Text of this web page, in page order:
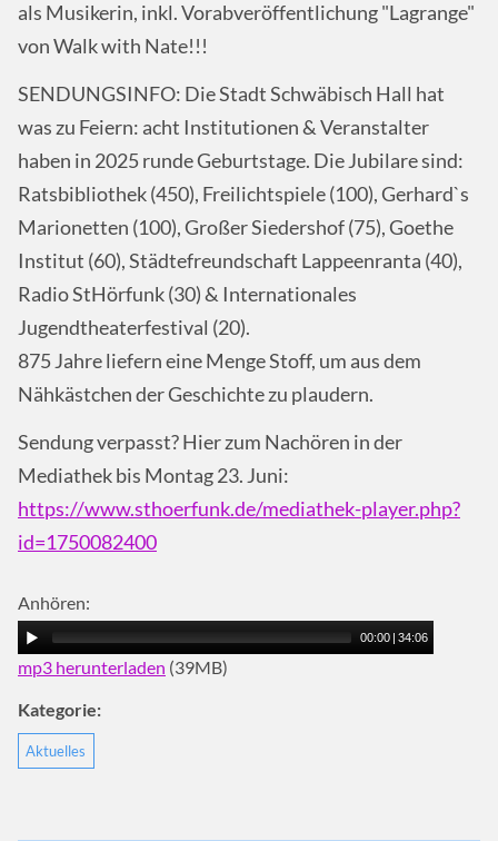
als Musikerin, inkl. Vorabveröffentlichung "Lagrange"
von Walk with Nate!!!
SENDUNGSINFO: Die Stadt Schwäbisch Hall hat
was zu Feiern: acht Institutionen & Veranstalter
haben in 2025 runde Geburtstage. Die Jubilare sind:
Ratsbibliothek (450), Freilichtspiele (100), Gerhard`s
Marionetten (100), Großer Siedershof (75), Goethe
Institut (60), Städtefreundschaft Lappeenranta (40),
Radio StHörfunk (30) & Internationales
Jugendtheaterfestival (20).
875 Jahre liefern eine Menge Stoff, um aus dem
Nähkästchen der Geschichte zu plaudern.
Sendung verpasst? Hier zum Nachören in der
Mediathek bis Montag 23. Juni:
https://www.sthoerfunk.de/mediathek-player.php?
id=1750082400
Anhören:
00:00 | 34:06
mp3 herunterladen (39MB)
Kategorie:
Aktuelles